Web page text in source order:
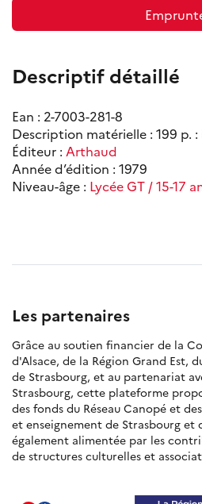
Descriptif détaillé
Ean : 2-7003-281-8
Description matérielle : 199 p.
Éditeur : Arthaud
Année d’édition : 1979
Niveau-âge : Lycée GT / 15-17
Les partenaires
Grâce au soutien financier de la
d'Alsace, de la Région Grand Est,
de Strasbourg, et au partenariat
Strasbourg, cette plateforme
des fonds du Réseau Canopé et
et enseignement de Strasbourg et
également alimentée par les
de structures culturelles et